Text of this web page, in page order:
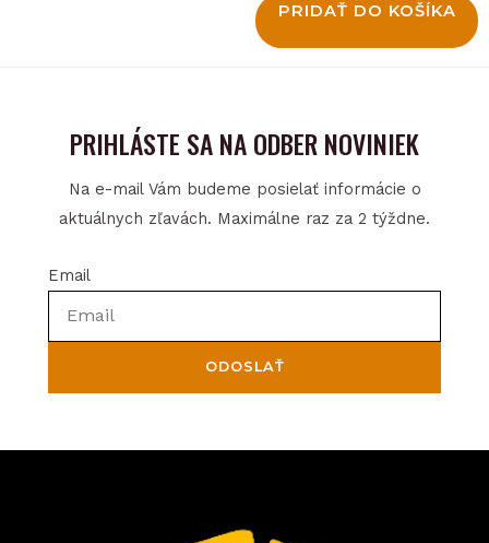
PRIDAŤ DO KOŠÍKA
PRIHLÁSTE SA NA ODBER NOVINIEK
Na e-mail Vám budeme posielať informácie o
aktuálnych zľavách. Maximálne raz za 2 týždne.
Email
ODOSLAŤ